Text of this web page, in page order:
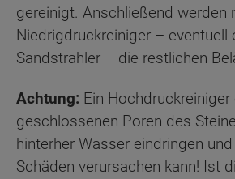
gereinigt. Anschließend werden
Niedrigdruckreiniger – eventuell
Sandstrahler – die restlichen
Achtung: Ein
geschlossenen Poren des
hinterher Wasser eindringen
Schäden verursachen kann! Ist